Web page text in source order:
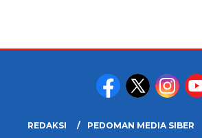
REDAKSI PEDOMAN MEDIA SIBER